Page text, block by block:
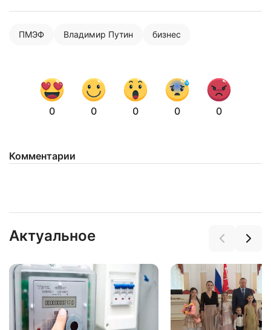
ПМЭФ Владимир Путин бизнес
0 0 0 0 0
Комментарии
Актуальное